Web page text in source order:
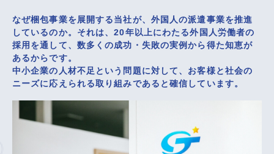
なぜ梱包事業を展開する当社が、外国人の派遣事業を推進
しているのか。それは、20年以上にわたる外国人労働者の
採用を通して、数多くの成功・失敗の実例から得た知恵が
あるからです。
中小企業の人材不足という問題に対して、お客様と社会の
ニーズに応えられる取り組みであると確信しています。